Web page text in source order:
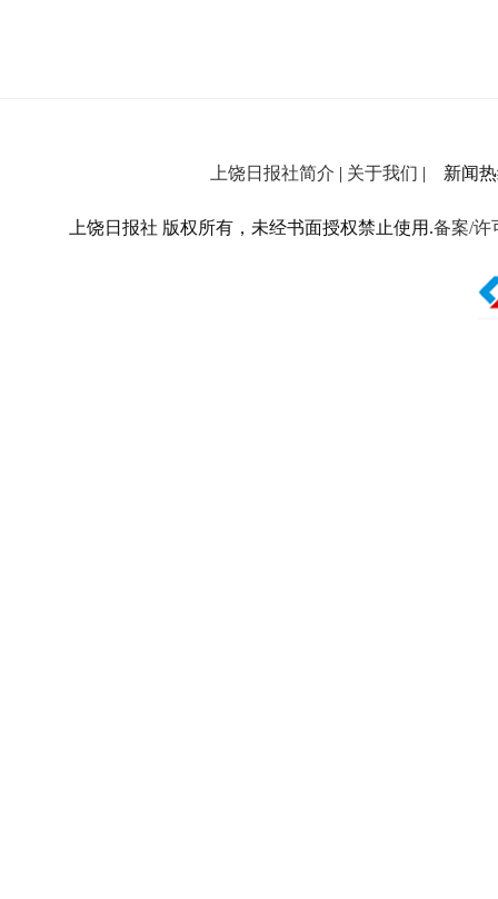
上饶日报社简介 | 关于我们 | 新闻热
上饶日报社 版权所有，未经书面授权禁止使用.备案/许